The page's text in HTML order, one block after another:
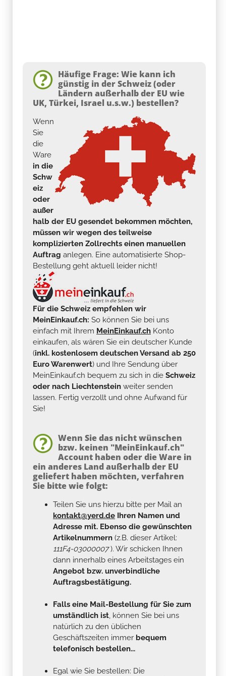
Häufige Frage: Wie kann ich
günstig in der Schweiz (oder
Ländern außerhalb der EU wie
UK, Türkei, Israel u.s.w.) bestellen?
Wenn
Sie
die
Ware
in die
Schw
eiz
oder
außer
halb der EU gesendet bekommen möchten,
müssen wir wegen des teilweise
komplizierten Zollrechts einen manuellen
Auftrag anlegen. Eine automatisierte Shop-
Bestellung geht aktuell leider nicht!
Für die Schweiz empfehlen wir
MeinEinkauf.ch: So können Sie bei uns
einfach mit Ihrem MeinEinkauf.ch Konto
einkaufen, als wären Sie ein deutscher Kunde
(inkl. kostenlosem deutschen Versand ab 250
Euro Warenwert) und Ihre Sendung über
MeinEinkauf.ch bequem zu sich in die Schweiz
oder nach Liechtenstein weiter senden
lassen. Fertig verzollt und ohne Aufwand für
Sie!
Wenn Sie das nicht wünschen
bzw. keinen "MeinEinkauf.ch"
Account haben oder die Ware in
ein anderes Land außerhalb der EU
geliefert haben möchten, verfahren
Sie bitte wie folgt:
Teilen Sie uns hierzu bitte per Mail an
kontakt@yerd.de Ihren Namen und
Adresse mit. Ebenso die gewünschten
Artikelnummern (z.B. dieser Artikel:
111F4-03000007). Wir schicken Ihnen
dann innerhalb eines Arbeitstages ein
Angebot bzw. unverbindliche
Auftragsbestätigung.
Falls eine Mail-Bestellung für Sie zum
umständlich ist, können Sie bei uns
natürlich zu den üblichen
Geschäftszeiten immer bequem
telefonisch bestellen...
Egal wie Sie bestellen: Die